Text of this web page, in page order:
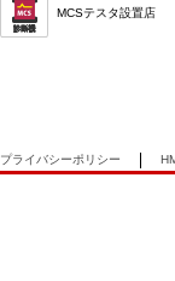
MCSテスタ設置店
プライバシーポリシー